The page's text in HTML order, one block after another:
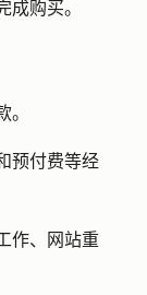
成购买。
。
预付费等经
作、网站重